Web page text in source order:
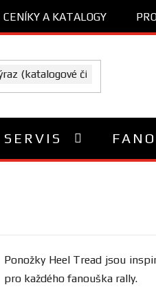
CENÍKY A KATALOGY
Ponožky Heel Tread jsou
pro každého fanouška rally.